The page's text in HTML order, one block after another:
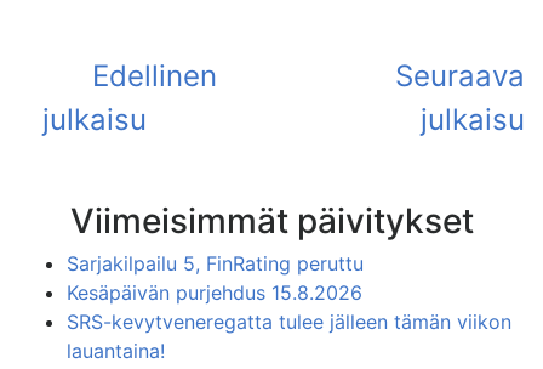
Viimeisimmät päivitykset
Sarjakilpailu 5, FinRating peruttu
Kesäpäivän purjehdus 15.8.2026
SRS-kevytveneregatta tulee jälleen tämän viikon
lauantaina!